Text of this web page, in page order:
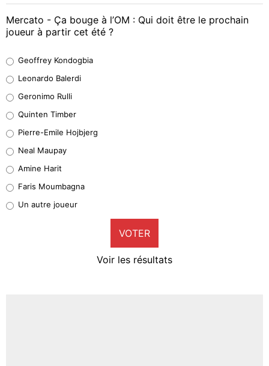
Mercato - Ça bouge à l’OM : Qui doit être le prochain
joueur à partir cet été ?
38%
32%
5%
1%
9%
Geoffrey Kondogbia
Leonardo Balerdi
Geronimo Rulli
Quinten Timber
Pierre-Emile Hojbjerg
Neal Maupay
Amine Harit
Faris Moumbagna
Un autre joueur
VOTER
Voir les résultats